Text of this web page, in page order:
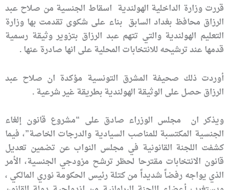
قررت وزارة الداخلية الهولندية اسقاط الجنسية من صلاح عبد
الرزاق محافظ بغداد السابق بناء على شكوى تقدمت بها وزارة
التعليم الهولندية والتي تتهم عبد الرزاق بتزوير وثيقة رسمية
قدمها عند ترشيحه للانتخابات المحلية على انها صادرة عنها .
أوردت ذلك صحيفة المشرق التونسية مؤكدة ان صلاح عبد
الرزاق حصل على الوثيقة الهولندية بطريقة غير شرعية .
ويذكر ان مجلس الوزراء صادق على “مشروع قانون إلغاء
الجنسية المكتسبة للمناصب السيادية والدرجات الخاصة”، فيما
كشفت اللجنة القانونية في مجلس النواب عن تضمين تعديل
قانون الانتخابات مقترحا لحظر ترشح مزودجي الجنسية، الأمر
الذي يواجه رفضاً شديداً من كتلة رئيس الحكومة نوري المالكي ،